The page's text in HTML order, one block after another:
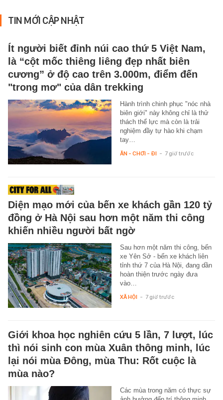
TIN MỚI CẬP NHẬT
Ít người biết đỉnh núi cao thứ 5 Việt Nam,
là “cột mốc thiêng liêng đẹp nhất biên
cương” ở độ cao trên 3.000m, điểm đến
"trong mơ" của dân trekking
Hành trình chinh phục "nóc nhà
biên giới" này không chỉ là thử
thách thể lực mà còn là trải
nghiệm đầy tự hào khi chạm
tay…
ĂN - CHƠI - ĐI - 7 giờ trước
Diện mạo mới của bến xe khách gần 120 tỷ
đồng ở Hà Nội sau hơn một năm thi công
khiến nhiều người bất ngờ
Sau hơn một năm thi công, bến
xe Yên Sở - bến xe khách liên
tỉnh thứ 7 của Hà Nội, đang dần
hoàn thiện trước ngày đưa
vào…
XÃ HỘI - 7 giờ trước
Giới khoa học nghiên cứu 5 lần, 7 lượt, lúc
thì nói sinh con mùa Xuân thông minh, lúc
lại nói mùa Đông, mùa Thu: Rốt cuộc là
mùa nào?
Các mùa trong năm có thực sự